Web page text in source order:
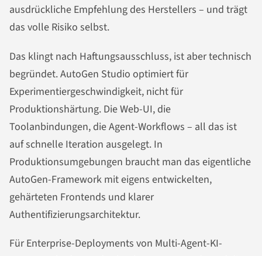
ausdrückliche Empfehlung des Herstellers – und trägt
das volle Risiko selbst.
Das klingt nach Haftungsausschluss, ist aber technisch
begründet. AutoGen Studio optimiert für
Experimentiergeschwindigkeit, nicht für
Produktionshärtung. Die Web-UI, die
Toolanbindungen, die Agent-Workflows – all das ist
auf schnelle Iteration ausgelegt. In
Produktionsumgebungen braucht man das eigentliche
AutoGen-Framework mit eigens entwickelten,
gehärteten Frontends und klarer
Authentifizierungsarchitektur.
Für Enterprise-Deployments von Multi-Agent-KI-